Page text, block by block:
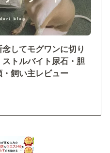
念してモグワンに切り
トルバイト尿石・胆
飼い主レビュー